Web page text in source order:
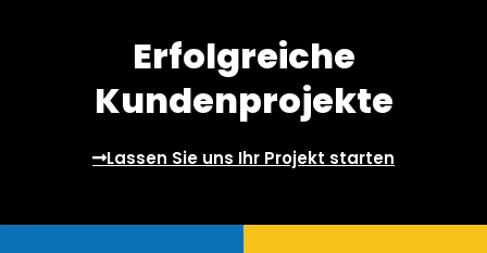
Erfolgreiche
Kundenprojekte
Lassen Sie uns Ihr Projekt starten